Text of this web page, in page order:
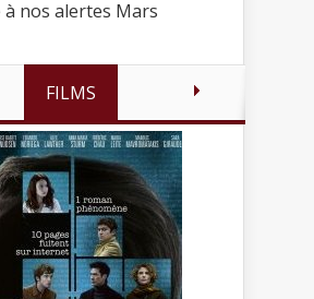
nos alertes Mars
FILMS